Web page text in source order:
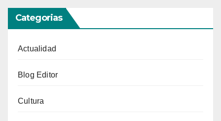
Categorias
Actualidad
Blog Editor
Cultura